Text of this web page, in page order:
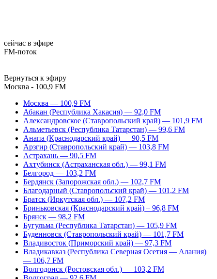
сейчас в эфире
FM-поток
Вернуться к эфиру
Москва - 100,9 FM
Москва — 100,9 FM
Абакан (Республика Хакасия) — 92,0 FM
Александровское (Ставропольский край) — 101,9 FM
Альметьевск (Республика Татарстан) — 99,6 FM
Анапа (Краснодарский край) — 90,5 FM
Арзгир (Ставропольский край) — 103,8 FM
Астрахань — 90,5 FM
Ахтубинск (Астраханская обл.) — 99,1 FM
Белгород — 103,2 FM
Бердянск (Запорожская обл.) — 102,7 FM
Благодарный (Ставропольский край) — 101,2 FM
Братск (Иркутская обл.) — 107,2 FM
Бриньковская (Краснодарский край) – 96,8 FM
Брянск — 98,2 FM
Бугульма (Республика Татарстан) — 105,9 FM
Буденновск (Ставропольский край) — 101,7 FM
Владивосток (Приморский край) — 97,3 FM
Владикавказ (Республика Северная Осетия — Алания)
— 106,7 FM
Волгодонск (Ростовская обл.) — 103,2 FM